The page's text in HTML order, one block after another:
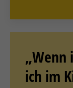
„Wenn
ich im